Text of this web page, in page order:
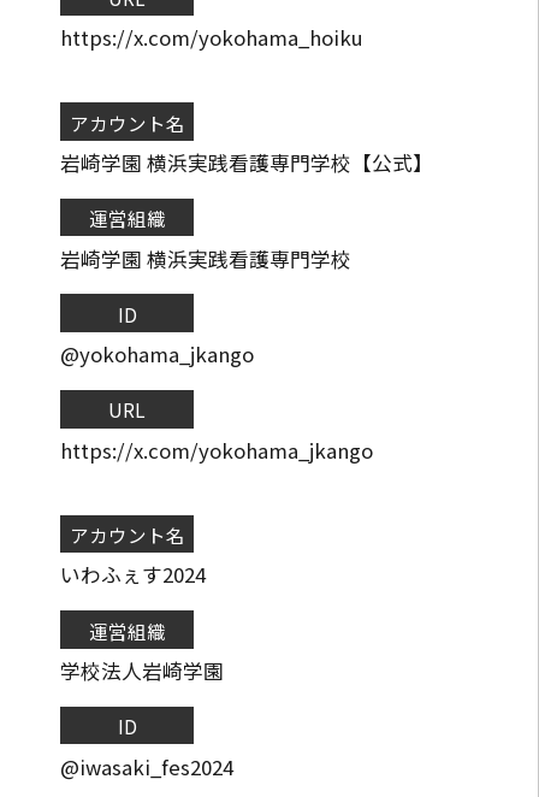
https://x.com/yokohama_hoiku
アカウント名
岩崎学園 横浜実践看護専門学校【公式】
運営組織
岩崎学園 横浜実践看護専門学校
ID
@yokohama_jkango
URL
https://x.com/yokohama_jkango
アカウント名
いわふぇす2024
運営組織
学校法人岩崎学園
ID
@iwasaki_fes2024